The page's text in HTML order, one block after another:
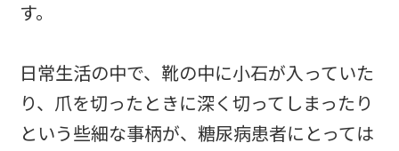
す。
日常生活の中で、靴の中に小石が入っていた
り、爪を切ったときに深く切ってしまったり
という些細な事柄が、糖尿病患者にとっては